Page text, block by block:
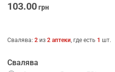
103.00грн
Свалява: 2 из 2 аптеки, где есть 1 шт.
Свалява